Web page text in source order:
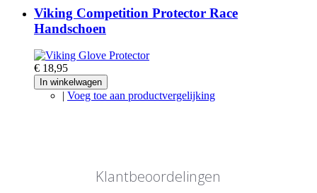
Viking Competition Protector Race
Handschoen
€ 18,95
In winkelwagen
| Voeg toe aan productvergelijking
Klantbeoordelingen